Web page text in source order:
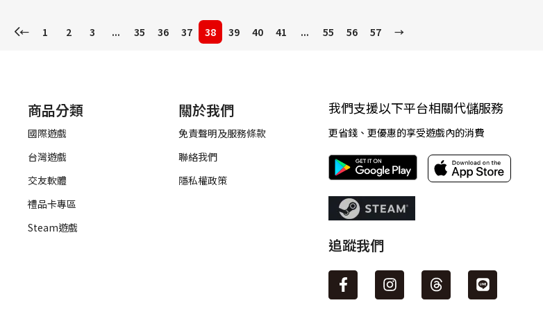
← 1 2 3 ... 35 36 37 38 39 40 41 ... 55 56 57 →
商品分類
國際遊戲
台灣遊戲
交友軟體
禮品卡專區
Steam遊戲
關於我們
免責聲明及服務條款
聯絡我們
隱私權政策
我們支援以下平台相關代儲服務
更省錢、更優惠的享受遊戲內的消費
追蹤我們